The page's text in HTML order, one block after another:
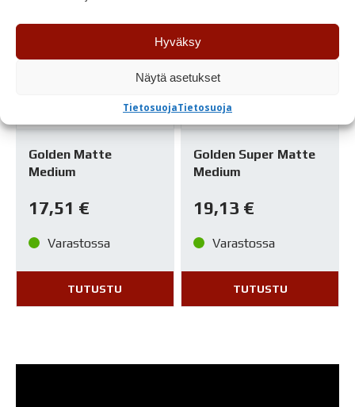
Hyväksy
Näytä asetukset
TietosuojaTietosuoja
Golden Matte
Medium
17,51 €
Varastossa
TUTUSTU
Golden Super Matte
Medium
19,13 €
Varastossa
TUTUSTU